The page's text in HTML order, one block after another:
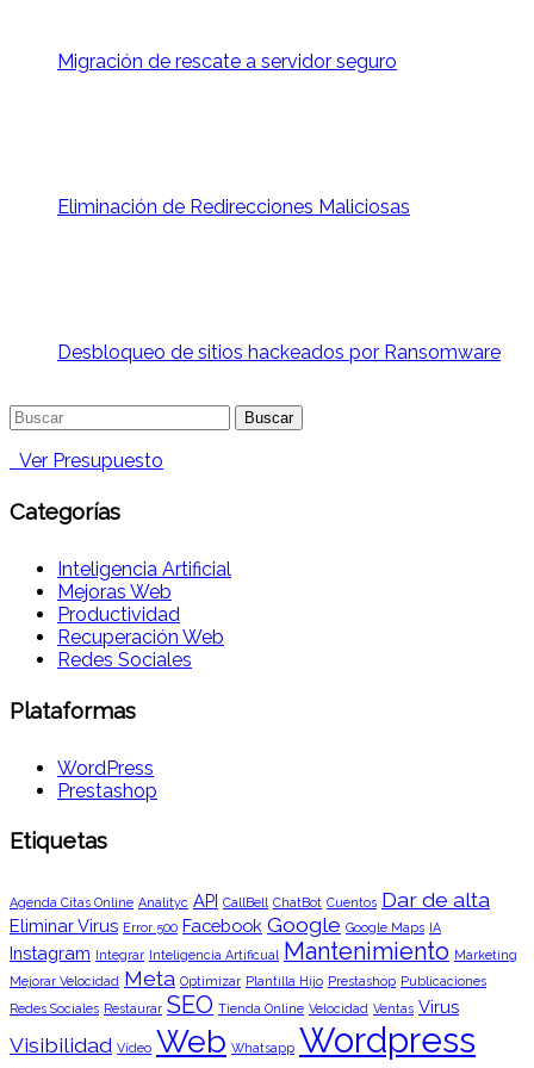
Migración de rescate a servidor seguro
Eliminación de Redirecciones Maliciosas
Desbloqueo de sitios hackeados por Ransomware
Buscar:
Ver Presupuesto
Categorías
Inteligencia Artificial
Mejoras Web
Productividad
Recuperación Web
Redes Sociales
Plataformas
WordPress
Prestashop
Etiquetas
Agenda Citas Online Analityc API CallBell ChatBot Cuentos Dar de alta
Eliminar Virus Error 500 Facebook Google Google Maps IA
Instagram Integrar Inteligencia Artificual Mantenimiento Marketing
Mejorar Velocidad Meta Optimizar Plantilla Hijo Prestashop Publicaciones
Redes Sociales Restaurar SEO Tienda Online Velocidad Ventas Virus
Visibilidad Vídeo Web Whatsapp Wordpress